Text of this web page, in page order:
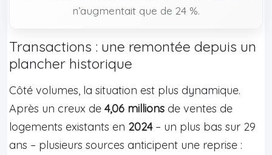
n’augmentait que de 24 %.
Transactions : une remontée depuis un
plancher historique
Côté volumes, la situation est plus dynamique.
Après un creux de 4,06 millions de ventes de
logements existants en 2024– un plus bas sur 29
ans – plusieurs sources anticipent une reprise :